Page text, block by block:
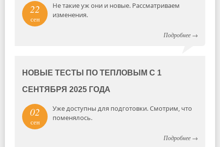
22
сен
Не такие уж они и новые. Рассматриваем
изменения.
Подробнее →
НОВЫЕ ТЕСТЫ ПО ТЕПЛОВЫМ С 1
СЕНТЯБРЯ 2025 ГОДА
02
сен
Уже доступны для подготовки. Смотрим, что
поменялось.
Подробнее →